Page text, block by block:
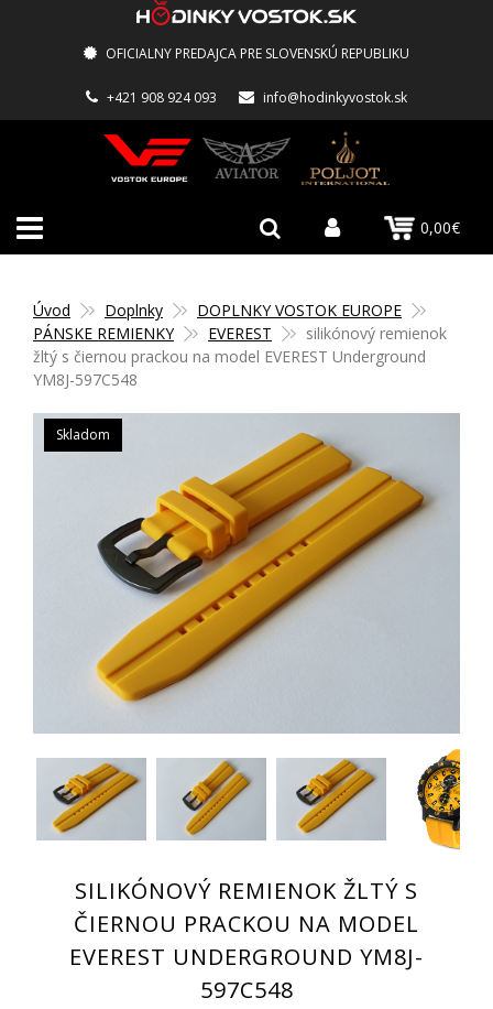
OFICIALNY PREDAJCA PRE SLOVENSKÚ REPUBLIKU
+421 908 924 093 info@hodinkyvostok.sk
0,00€
Úvod Doplnky
DOPLNKY VOSTOK EUROPE
PÁNSKE REMIENKY
EVEREST
silikónový remienok
žltý s čiernou prackou na model EVEREST Underground
YM8J-597C548
Skladom
SILIKÓNOVÝ REMIENOK ŽLTÝ S
ČIERNOU PRACKOU NA MODEL
EVEREST UNDERGROUND YM8J-
597C548